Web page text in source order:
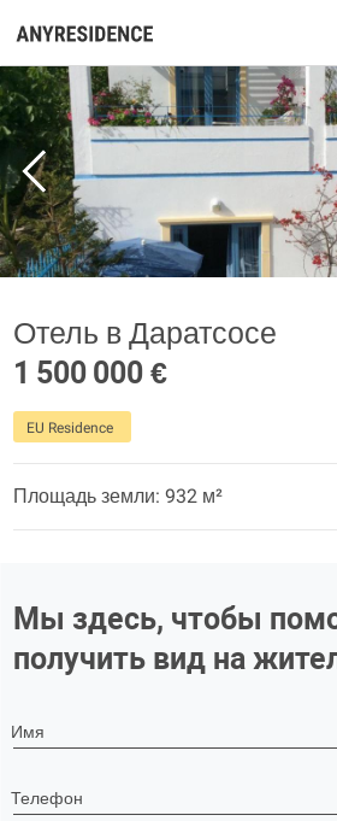
Отель в Даратсосе
1 500 000 €
EU Residence
Площадь земли: 932 м²
Мы здесь, чтобы
получить вид на
Имя
Телефон